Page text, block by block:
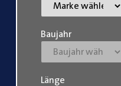
Baujahr
Länge